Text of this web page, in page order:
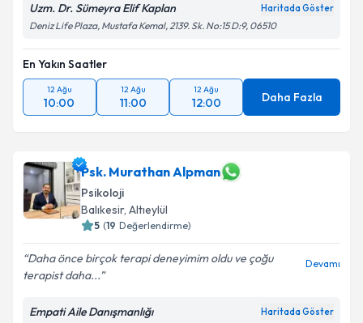
Uzm. Dr. Sümeyra Elif Kaplan Haritada Göster
Deniz Life Plaza, Mustafa Kemal, 2139. Sk. No:15 D:9, 06510
En Yakın Saatler
12 Ağu
10:00
12 Ağu
11:00
12 Ağu
12:00 Daha Fazla
Psk. Murathan Alpman
Psikoloji
Balıkesir, Altıeylül
5 (19 Değerlendirme)
Daha önce birçok terapi deneyimim oldu ve çoğu
terapist daha...
Devamı
Empati Aile Danışmanlığı Haritada Göster